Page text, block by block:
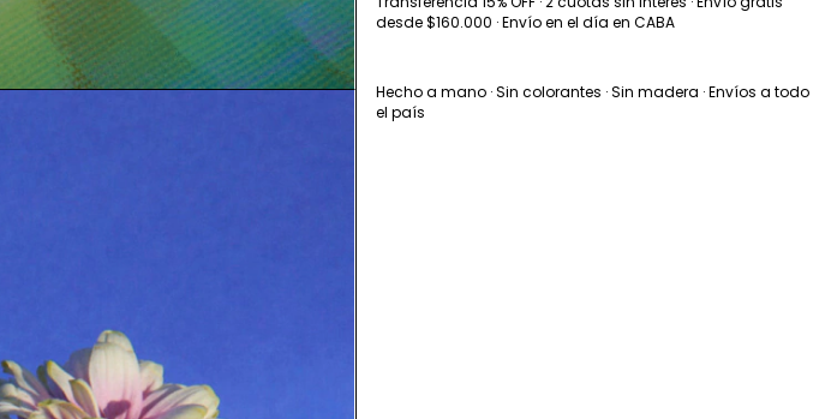
desde $160.000 · Envío en el día en CABA
Hecho a mano · Sin colorantes · Sin madera · Envíos a todo
el país